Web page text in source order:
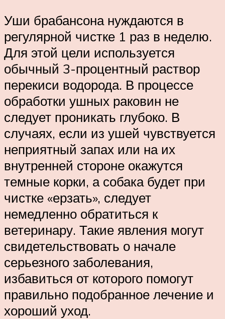
Уши брабансона нуждаются в
регулярной чистке 1 раз в неделю.
Для этой цели используется
обычный 3-процентный раствор
перекиси водорода. В процессе
обработки ушных раковин не
следует проникать глубоко. В
случаях, если из ушей чувствуется
неприятный запах или на их
внутренней стороне окажутся
темные корки, а собака будет при
чистке «ерзать», следует
немедленно обратиться к
ветеринару. Такие явления могут
свидетельствовать о начале
серьезного заболевания,
избавиться от которого помогут
правильно подобранное лечение и
хороший уход.